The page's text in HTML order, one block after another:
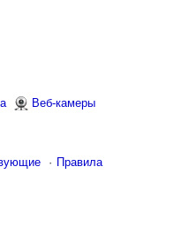
Веб-камеры
Правила